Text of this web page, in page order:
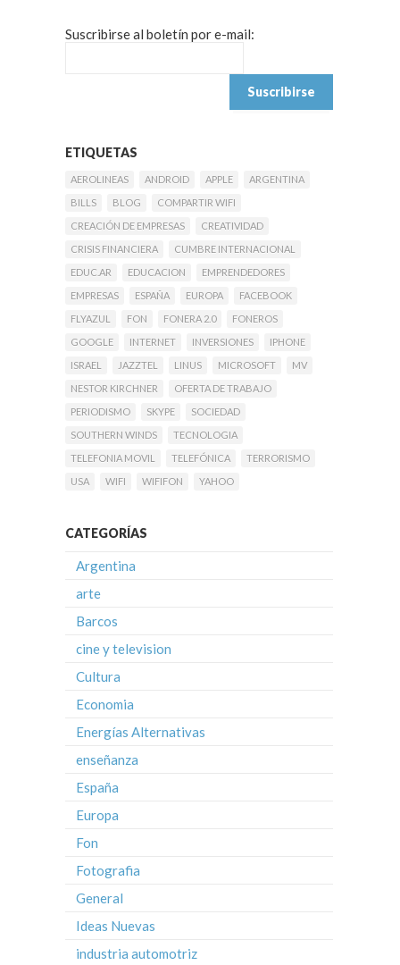
Suscribirse al boletín por e-mail:
ETIQUETAS
AEROLINEAS ANDROID APPLE
ARGENTINA
BILLS
BLOG
COMPARTIR WIFI
CREACIÓN DE EMPRESAS
CREATIVIDAD
CRISIS FINANCIERA
CUMBRE INTERNACIONAL
EDUC.AR
EDUCACION
EMPRENDEDORES
EMPRESAS
ESPAÑA EUROPA
FACEBOOK
FLYAZUL
FON FONERA 2.0
FONEROS
GOOGLE
INTERNET INVERSIONES
IPHONE
ISRAEL
JAZZTEL LINUS MICROSOFT
MV
NESTOR KIRCHNER
OFERTA DE TRABAJO
PERIODISMO
SKYPE
SOCIEDAD
SOUTHERN WINDS
TECNOLOGIA
TELEFONIA MOVIL
TELEFÓNICA
TERRORISMO
USA
WIFI WIFIFON YAHOO
CATEGORÍAS
Argentina
arte
Barcos
cine y television
Cultura
Economia
Energías Alternativas
enseñanza
España
Europa
Fon
Fotografia
General
Ideas Nuevas
industria automotriz